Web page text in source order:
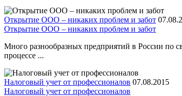
Открытие ООО – никаких проблем и забот
Открытие ООО – никаких проблем и забот
Много разнообразных предприятий в России по
процессе ...
Налоговый учет от профессионалов 07.08.2015
Налоговый учет от профессионалов